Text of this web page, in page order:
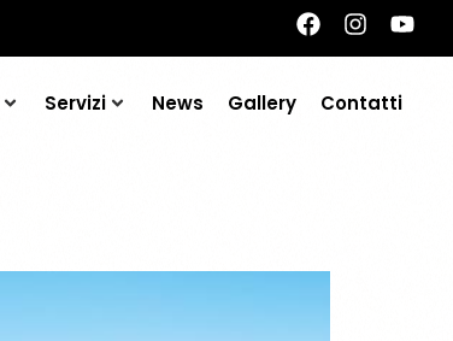
Servizi News Gallery Contatti